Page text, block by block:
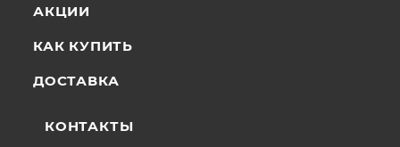
АКЦИИ
КАК КУПИТЬ
ДОСТАВКА
КОНТАКТЫ